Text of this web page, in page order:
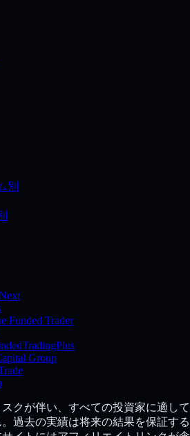
別
Funded Trader
Group
クが伴い、すべての投資家に適し
過去の実績は将来の結果を保証す